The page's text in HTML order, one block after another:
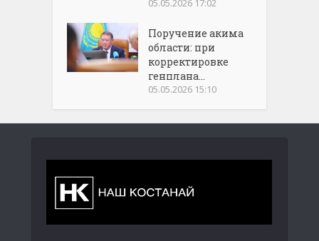
05.05.2026 17:02
Поручение акима
области: при
корректировке
генплана...
05.05.2026 15:10